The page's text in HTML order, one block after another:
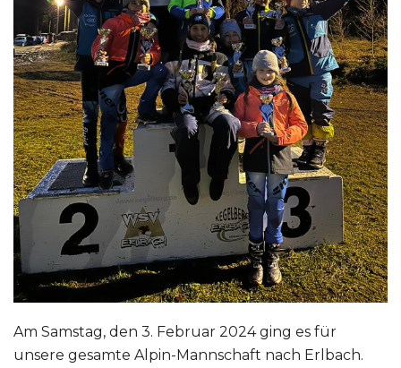
Am Samstag, den 3. Februar 2024 ging es für
unsere gesamte Alpin-Mannschaft nach Erlbach.